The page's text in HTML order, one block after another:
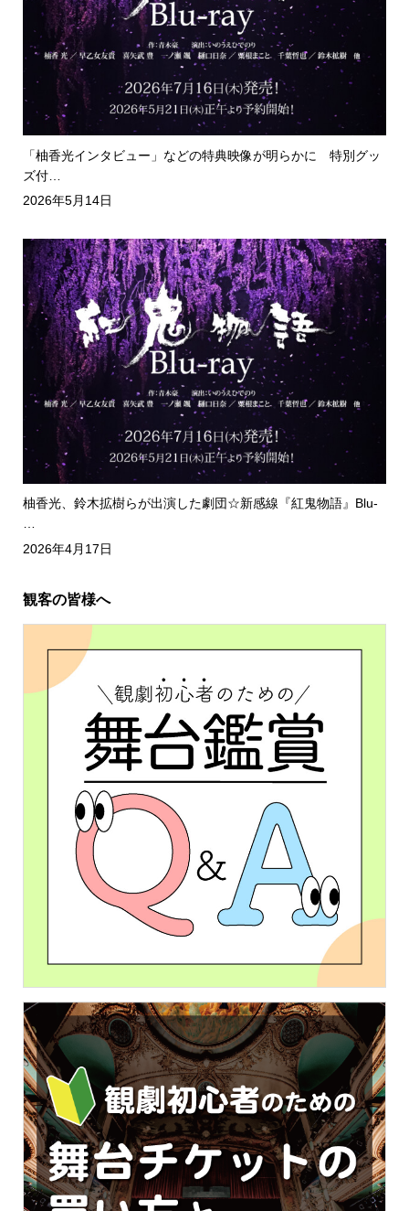
「柚香光インタビュー」などの特典映像が明らかに 特別グッ
ズ付…
2026年5月14日
柚香光、鈴木拡樹らが出演した劇団☆新感線『紅鬼物語』Blu-
…
2026年4月17日
観客の皆様へ